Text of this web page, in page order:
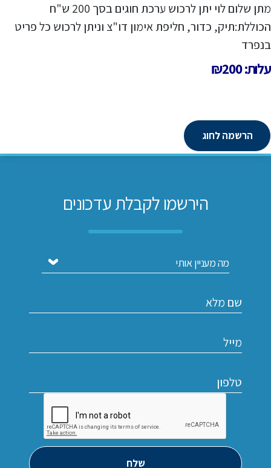
מתן שלום לוי יתן לרכוש ערכת חוגים בסך 200 ש"ח
הכוללת:תיק, כדור, חליפת אימון דו"צ וניתן לרכוש כל פריט
בנפרד
עלות: ₪200
הרשמה לחוג
הירשמו לקבלת עדכונים
שלח